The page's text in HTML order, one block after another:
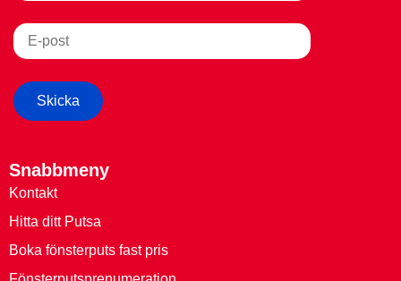
Snabbmeny
Kontakt
Hitta ditt Putsa
Boka fönsterputs fast pris